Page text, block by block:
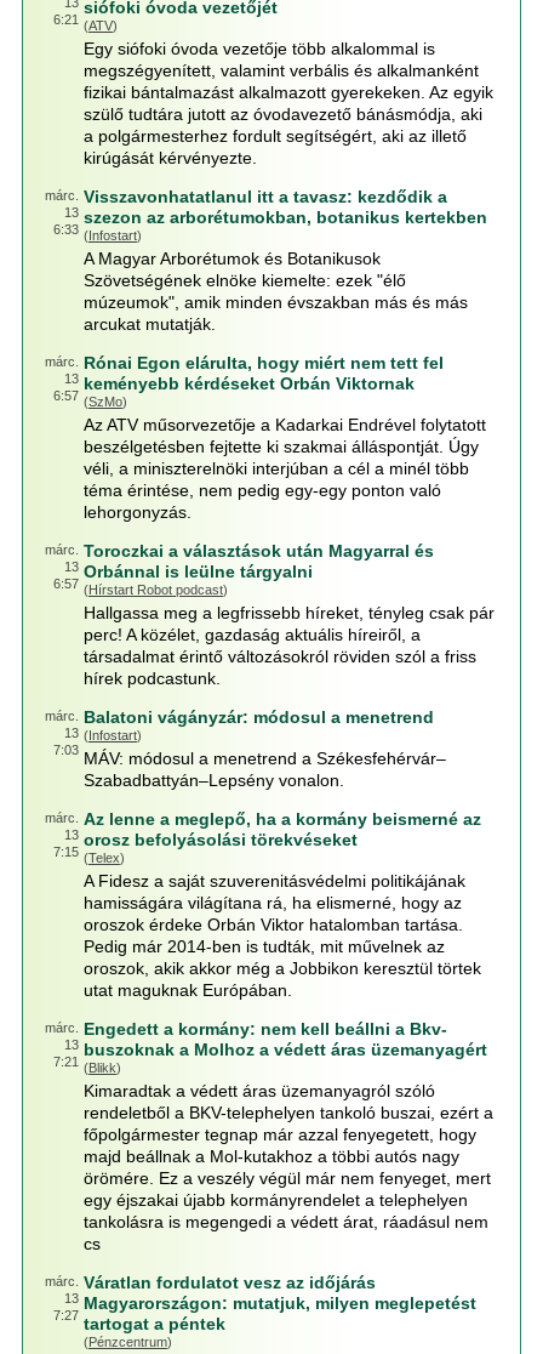
6:21
siófoki óvoda vezetőjét
(ATV)
Egy siófoki óvoda vezetője több alkalommal is
megszégyenített, valamint verbális és alkalmanként
fizikai bántalmazást alkalmazott gyerekeken. Az egyik
szülő tudtára jutott az óvodavezető bánásmódja, aki
a polgármesterhez fordult segítségért, aki az illető
kirúgását kérvényezte.
márc.
13
6:33
Visszavonhatatlanul itt a tavasz: kezdődik a
szezon az arborétumokban, botanikus kertekben
(Infostart)
A Magyar Arborétumok és Botanikusok
Szövetségének elnöke kiemelte: ezek "élő
múzeumok", amik minden évszakban más és más
arcukat mutatják.
márc.
13
6:57
Rónai Egon elárulta, hogy miért nem tett fel
keményebb kérdéseket Orbán Viktornak
(SzMo)
Az ATV műsorvezetője a Kadarkai Endrével folytatott
beszélgetésben fejtette ki szakmai álláspontját. Úgy
véli, a miniszterelnöki interjúban a cél a minél több
téma érintése, nem pedig egy-egy ponton való
lehorgonyzás.
márc.
13
6:57
Toroczkai a választások után Magyarral és
Orbánnal is leülne tárgyalni
(Hírstart Robot podcast)
Hallgassa meg a legfrissebb híreket, tényleg csak pár
perc! A közélet, gazdaság aktuális híreiről, a
társadalmat érintő változásokról röviden szól a friss
hírek podcastunk.
márc.
13
7:03
Balatoni vágányzár: módosul a menetrend
(Infostart)
MÁV: módosul a menetrend a Székesfehérvár–
Szabadbattyán–Lepsény vonalon.
márc.
13
7:15
Az lenne a meglepő, ha a kormány beismerné az
orosz befolyásolási törekvéseket
(Telex)
A Fidesz a saját szuverenitásvédelmi politikájának
hamisságára világítana rá, ha elismerné, hogy az
oroszok érdeke Orbán Viktor hatalomban tartása.
Pedig már 2014-ben is tudták, mit művelnek az
oroszok, akik akkor még a Jobbikon keresztül törtek
utat maguknak Európában.
márc.
13
7:21
Engedett a kormány: nem kell beállni a Bkv-
buszoknak a Molhoz a védett áras üzemanyagért
(Blikk)
Kimaradtak a védett áras üzemanyagról szóló
rendeletből a BKV-telephelyen tankoló buszai, ezért a
főpolgármester tegnap már azzal fenyegetett, hogy
majd beállnak a Mol-kutakhoz a többi autós nagy
örömére. Ez a veszély végül már nem fenyeget, mert
egy éjszakai újabb kormányrendelet a telephelyen
tankolásra is megengedi a védett árat, ráadásul nem
cs
márc.
13
7:27
Váratlan fordulatot vesz az időjárás
Magyarországon: mutatjuk, milyen meglepetést
tartogat a péntek
(Pénzcentrum)